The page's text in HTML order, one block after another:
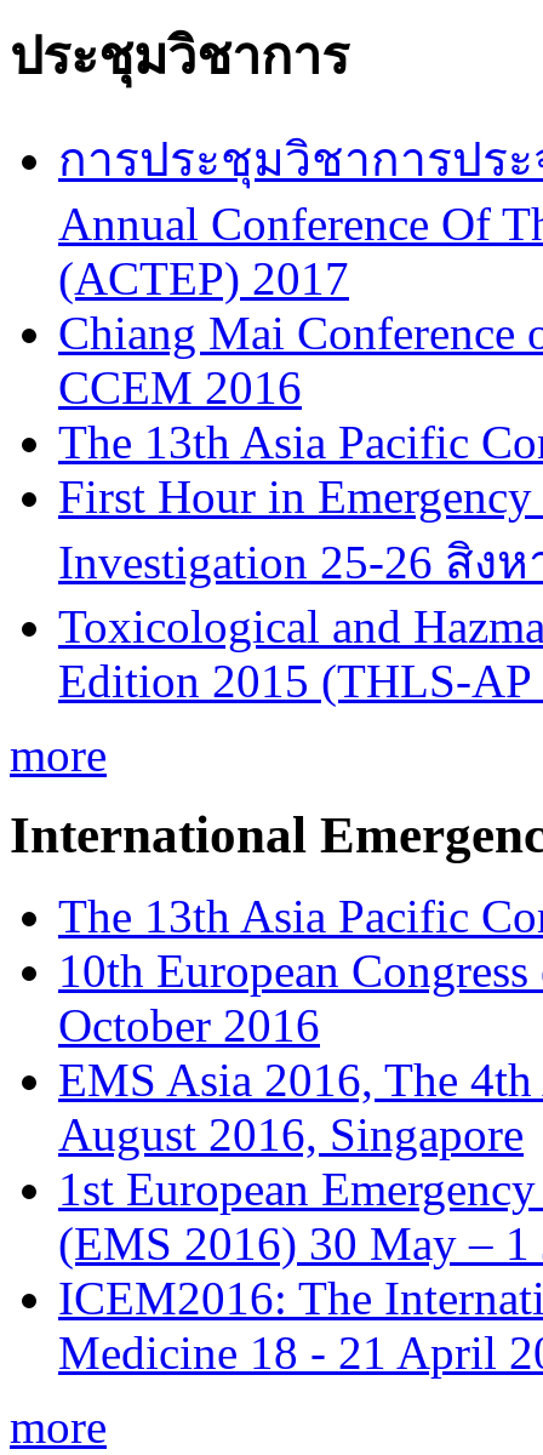
ประชุมวิชาการ
การประชุมวิชาการปร
Annual Conference Of
(ACTEP) 2017
Chiang Mai Conference
CCEM 2016
The 13th Asia Pacific
First Hour in
Investigation 25-26 สิง
Toxicological and
Edition 2015 (THLS-AP
more
International
The 13th Asia Pacific
10th European
October 2016
EMS Asia 2016, The
August 2016, Singapore
1st European
(EMS 2016) 30 May – 1
ICEM2016: The
Medicine 18 - 21 April
more